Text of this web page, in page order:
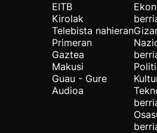
EITB
Kirolak
Telebista nahieran
Primeran
Gaztea
Makusi
Guau - Gure
Audioa